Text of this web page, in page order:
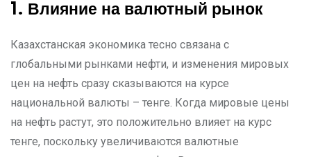
1. Влияние на валютный рынок
Казахстанская экономика тесно связана с
глобальными рынками нефти, и изменения мировых
цен на нефть сразу сказываются на курсе
национальной валюты – тенге. Когда мировые цены
на нефть растут, это положительно влияет на курс
тенге, поскольку увеличиваются валютные